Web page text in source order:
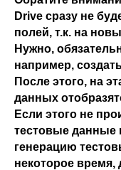
Drive сразу не
полей, т.к. на
Нужно,
например,
После этого, на
данных
Если этого не
тестовые данные
генерацию
некоторое время,